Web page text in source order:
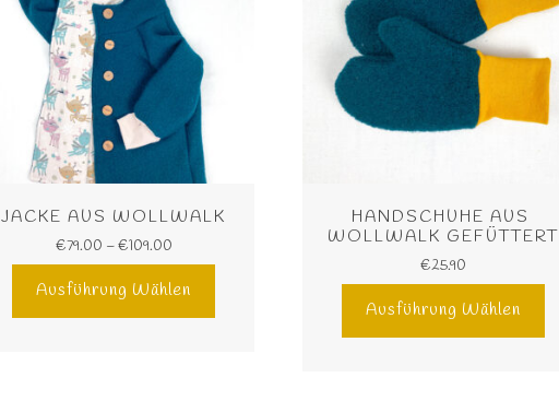
JACKE AUS WOLLWALK
€79.00 –€109.00
Ausführung Wählen
HANDSCHUHE AUS
WOLLWALK GEFÜTTERT
€25.90
Ausführung Wählen